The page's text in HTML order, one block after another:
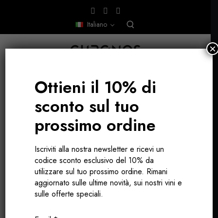
Italiano
BORGOGNA, FRANCIA
Ottieni il 10% di
sconto sul tuo
prossimo ordine
Iscriviti alla nostra newsletter e ricevi un
codice sconto esclusivo del 10% da
utilizzare sul tuo prossimo ordine. Rimani
aggiornato sulle ultime novità, sui nostri vini e
sulle offerte speciali.
×